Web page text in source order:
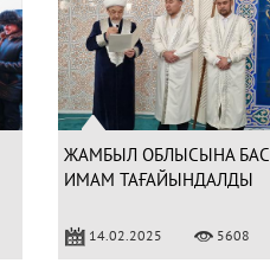
ЖАМБЫЛ ОБЛЫСЫНА БАС
ИМАМ ТАҒАЙЫНДАЛДЫ
14.02.2025 5608